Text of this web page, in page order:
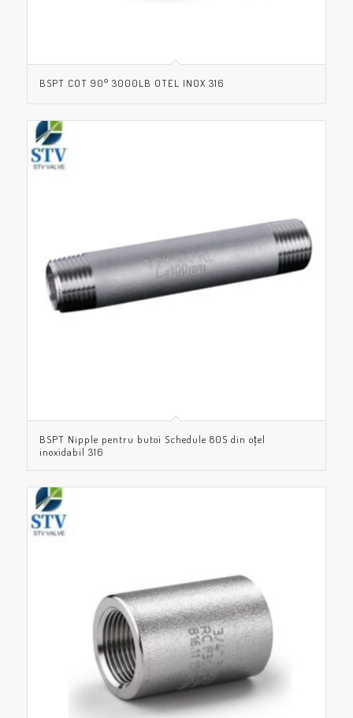
BSPT COT 90° 3000LB OTEL INOX 316
BSPT Nipple pentru butoi Schedule 80S din oțel
inoxidabil 316